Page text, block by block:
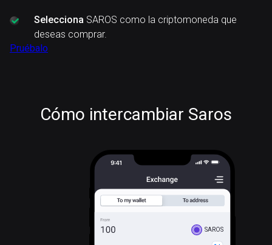
Selecciona SAROS como la criptomoneda que
deseas comprar.
Pruébalo
Cómo intercambiar Saros
SAROS